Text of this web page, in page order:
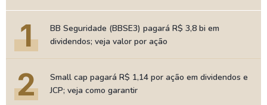
1
BB Seguridade (BBSE3) pagará R$ 3,8 bi em
dividendos; veja valor por ação
2
Small cap pagará R$ 1,14 por ação em dividendos e
JCP; veja como garantir